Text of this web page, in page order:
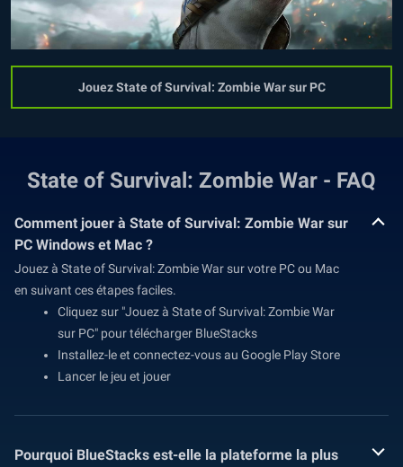
Jouez State of Survival: Zombie War sur PC
State of Survival: Zombie War - FAQ
Comment jouer à State of Survival: Zombie War sur
PC Windows et Mac ?
Jouez à State of Survival: Zombie War sur votre PC ou Mac
en suivant ces étapes faciles.
Cliquez sur "Jouez à State of Survival: Zombie War
sur PC" pour télécharger BlueStacks
Installez-le et connectez-vous au Google Play Store
Lancer le jeu et jouer
Pourquoi BlueStacks est-elle la plateforme la plus